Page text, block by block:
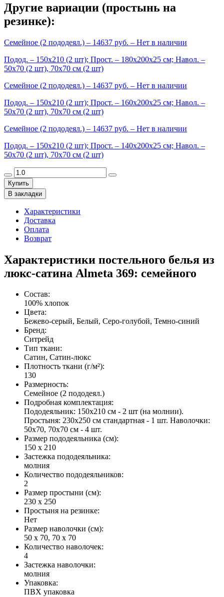
Другие вариации (простынь на
резинке):
Семейное (2 пододеял.) – 14637 руб. – Нет в наличии
Подод. – 150х210 (2 шт); Прост. – 180х200х25 см; Навол. –
50х70 (2 шт), 70х70 см (2 шт)
Семейное (2 пододеял.) – 14637 руб. – Нет в наличии
Подод. – 150х210 (2 шт); Прост. – 160х200х25 см; Навол. –
50х70 (2 шт), 70х70 см (2 шт)
Семейное (2 пододеял.) – 14637 руб. – Нет в наличии
Подод. – 150х210 (2 шт); Прост. – 140х200х25 см; Навол. –
50х70 (2 шт), 70х70 см (2 шт)
Купить
В закладки
Характеристики
Доставка
Оплата
Возврат
Характеристики постельного белья из
люкс-сатина Almeta 369: семейного
Состав:
100% хлопок
Цвета:
Бежево-серый, Белый, Серо-голубой, Темно-синий
Бренд:
Ситрейд
Тип ткани:
Сатин, Сатин-люкс
Плотность ткани (г/м²):
130
Размерность:
Семейное (2 пододеял.)
Подробная комплектация:
Пододеяльник: 150х210 см - 2 шт (на молнии).
Простыня: 230х250 см стандартная - 1 шт. Наволочки:
50х70, 70х70 см - 4 шт.
Размер пододеяльника (см):
150 х 210
Застежка пододеяльника:
молния
Количество пододеяльников:
2
Размер простыни (см):
230 х 250
Простыня на резинке:
Нет
Размер наволочки (см):
50 х 70, 70 х 70
Количество наволочек:
4
Застежка наволочки:
молния
Упаковка:
ПВХ упаковка